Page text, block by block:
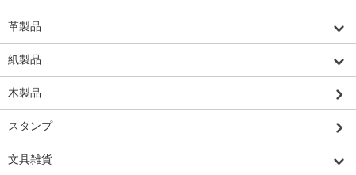
革製品
紙製品
木製品
スタンプ
文具雑貨